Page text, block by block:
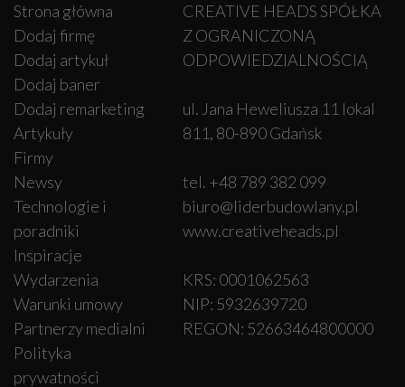
Strona główna
Dodaj firmę
Dodaj artykuł
Dodaj baner
Dodaj remarketing
Artykuły
Firmy
Newsy
Technologie i
poradniki
Inspiracje
Wydarzenia
Warunki umowy
Partnerzy medialni
Polityka
prywatności
CREATIVE HEADS SPÓŁKA
Z OGRANICZONĄ
ODPOWIEDZIALNOŚCIĄ
ul. Jana Heweliusza 11 lokal
811, 80-890 Gdańsk
tel. +48 789 382 099
biuro@liderbudowlany.pl
www.creativeheads.pl
KRS: 0001062563
NIP: 5932639720
REGON: 52663464800000